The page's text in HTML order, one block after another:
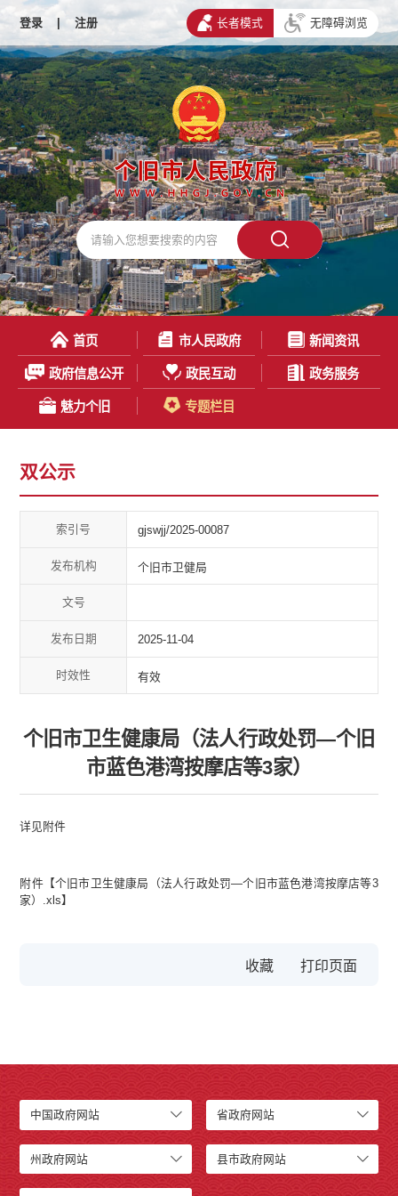
登录 | 注册 长者模式 无障碍浏览
首页 市人民政府 新闻资讯
政府信息公开 政民互动 政务服务
魅力个旧 专题栏目
双公示
索引号 gjswjj/2025-00087
发布机构 个旧市卫健局
文号
发布日期 2025-11-04
时效性 有效
个旧市卫生健康局（法人行政处罚—个旧
市蓝色港湾按摩店等3家）
详见附件
附件【个旧市卫生健康局（法人行政处罚—个旧市蓝色港湾按摩店等3
家）.xls】
收藏
中国政府网站 省政府网站
州政府网站 县市政府网站